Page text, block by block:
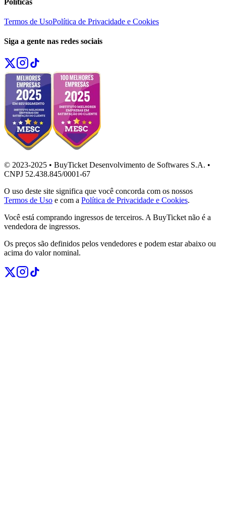
Termos de UsoPolítica de Privacidade e Cookies
Siga a gente nas redes sociais
© 2023-2025 • BuyTicket Desenvolvimento de Softwares S.A. •
CNPJ 52.438.845/0001-67
O uso deste site significa que você concorda com os nossos
Termos de Uso e com a Política de Privacidade e Cookies.
Você está comprando ingressos de terceiros. A BuyTicket não é a
vendedora de ingressos.
Os preços são definidos pelos vendedores e podem estar abaixo ou
acima do valor nominal.